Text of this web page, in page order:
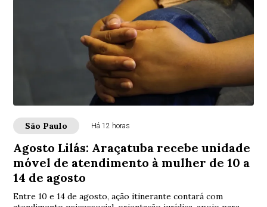
São Paulo Há 12 horas
Agosto Lilás: Araçatuba recebe unidade
móvel de atendimento à mulher de 10 a
14 de agosto
Entre 10 e 14 de agosto, ação itinerante contará com